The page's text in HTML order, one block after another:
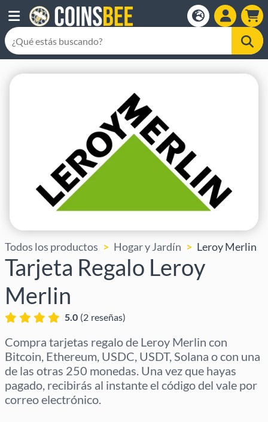
Todos los productos Hogar y Jardín Leroy Merlin
Tarjeta Regalo Leroy
Merlin
5.0 (2 reseñas)
Compra tarjetas regalo de Leroy Merlin con
Bitcoin, Ethereum, USDC, USDT, Solana o con una
de las otras 250 monedas. Una vez que hayas
pagado, recibirás al instante el código del vale por
correo electrónico.